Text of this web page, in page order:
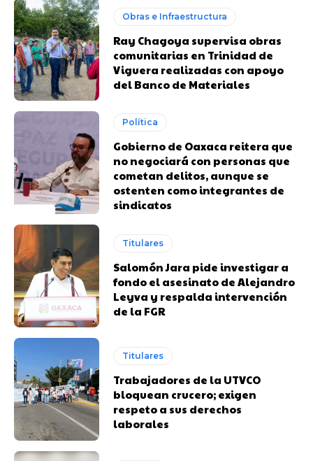
Obras e Infraestructura
Ray Chagoya supervisa obras
comunitarias en Trinidad de
Viguera realizadas con apoyo
del Banco de Materiales
Política
Gobierno de Oaxaca reitera que
no negociará con personas que
cometan delitos, aunque se
ostenten como integrantes de
sindicatos
Titulares
Salomón Jara pide investigar a
fondo el asesinato de Alejandro
Leyva y respalda intervención
de la FGR
Titulares
Trabajadores de la UTVCO
bloquean crucero; exigen
respeto a sus derechos
laborales